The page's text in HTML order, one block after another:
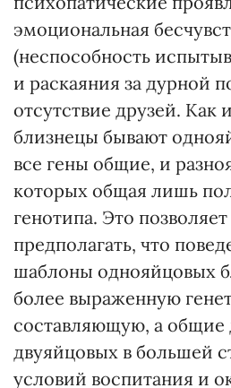
эмоциональная
(неспособность
и раскаяния за дурной
отсутствие друзей. Как
близнецы бывают
все гены общие, и
которых общая лишь
генотипа. Это
предполагать, что
шаблоны однояйцовых
более выраженную
составляющую, а общие
двуяйцовых в большей
условий воспитания и